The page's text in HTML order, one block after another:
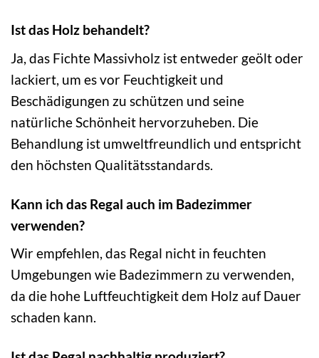
Ist das Holz behandelt?
Ja, das Fichte Massivholz ist entweder geölt oder
lackiert, um es vor Feuchtigkeit und
Beschädigungen zu schützen und seine
natürliche Schönheit hervorzuheben. Die
Behandlung ist umweltfreundlich und entspricht
den höchsten Qualitätsstandards.
Kann ich das Regal auch im Badezimmer
verwenden?
Wir empfehlen, das Regal nicht in feuchten
Umgebungen wie Badezimmern zu verwenden,
da die hohe Luftfeuchtigkeit dem Holz auf Dauer
schaden kann.